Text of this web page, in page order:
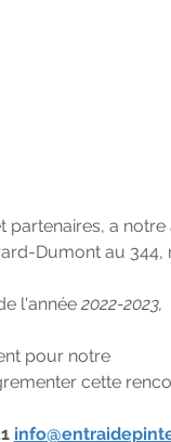
a
Dumont au
l'année 2022-2023,
pour notre
cette